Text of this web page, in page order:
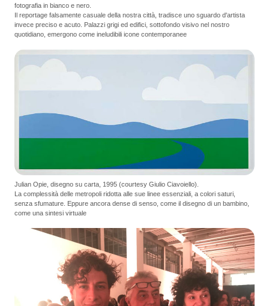
fotografia in bianco e nero.
Il reportage falsamente casuale della nostra città, tradisce uno sguardo d'artista
invece preciso e acuto. Palazzi grigi ed edifici, sottofondo visivo nel nostro
quotidiano, emergono come ineludibili icone contemporanee
Julian Opie, disegno su carta, 1995 (courtesy Giulio Ciavoiello).
La complessità delle metropoli ridotta alle sue linee essenziali, a colori saturi,
senza sfumature. Eppure ancora dense di senso, come il disegno di un bambino,
come una sintesi virtuale